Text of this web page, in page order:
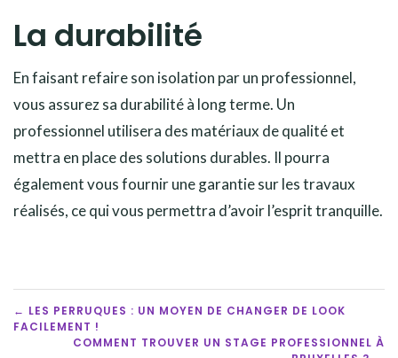
La durabilité
En faisant refaire son isolation par un professionnel,
vous assurez sa durabilité à long terme. Un
professionnel utilisera des matériaux de qualité et
mettra en place des solutions durables. Il pourra
également vous fournir une garantie sur les travaux
réalisés, ce qui vous permettra d’avoir l’esprit tranquille.
POST
← LES PERRUQUES : UN MOYEN DE CHANGER DE LOOK
FACILEMENT !
COMMENT TROUVER UN STAGE PROFESSIONNEL À